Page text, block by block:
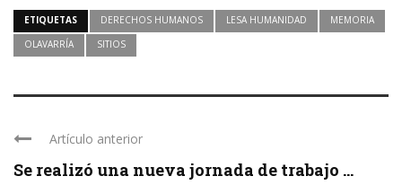
ETIQUETAS DERECHOS HUMANOS LESA HUMANIDAD
MEMORIA
OLAVARRÍA
SITIOS
Artículo anterior
Se realizó una nueva jornada de trabajo ...